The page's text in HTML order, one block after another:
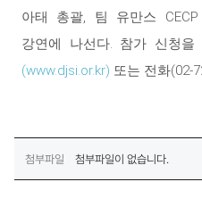
아태 총괄, 팀 유만스
강연에 나선다. 참가 신청을
(www.djsi.or.kr) 또는 전화(02-
첨부파일 첨부파일이 없습니다.